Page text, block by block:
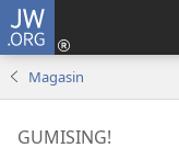
JW.ORG
Magasin
GUMISING!